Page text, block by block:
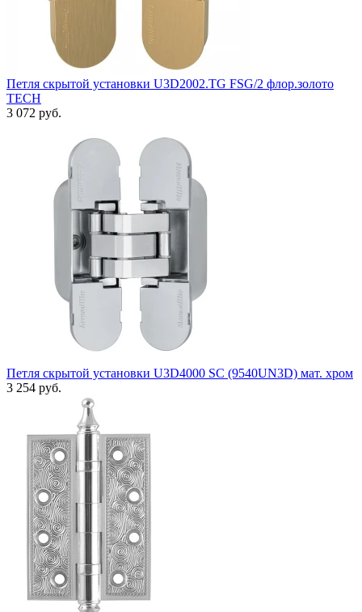
Петля скрытой установки U3D2002.TG FSG/2 флор.золото
TECH
3 072 руб.
Петля скрытой установки U3D4000 SC (9540UN3D) мат. хром
3 254 руб.